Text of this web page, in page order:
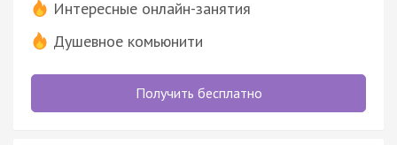
Интересные онлайн-занятия
Душевное комьюнити
Получить бесплатно